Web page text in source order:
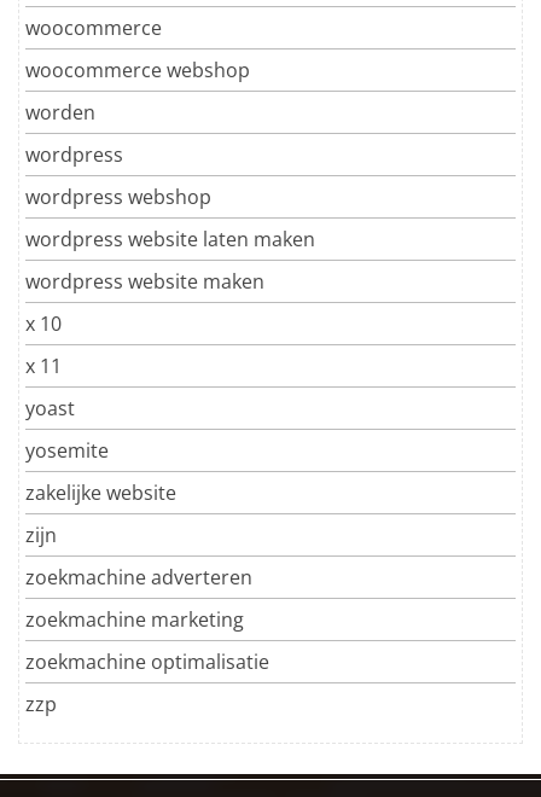
woocommerce
woocommerce webshop
worden
wordpress
wordpress webshop
wordpress website laten maken
wordpress website maken
x 10
x 11
yoast
yosemite
zakelijke website
zijn
zoekmachine adverteren
zoekmachine marketing
zoekmachine optimalisatie
zzp